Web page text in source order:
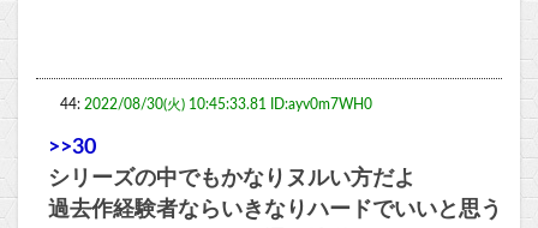
44: 2022/08/30(火) 10:45:33.81 ID:ayv0m7WH0
>>30
シリーズの中でもかなりヌルい方だよ
過去作経験者ならいきなりハードでいいと思う